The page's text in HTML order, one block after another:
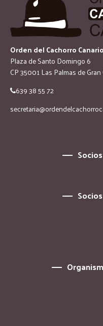
Orden del Cachorro Canario
Plaza de Santo Domingo 6
CP 35001 Las Palmas de Gran
639 38 55 72